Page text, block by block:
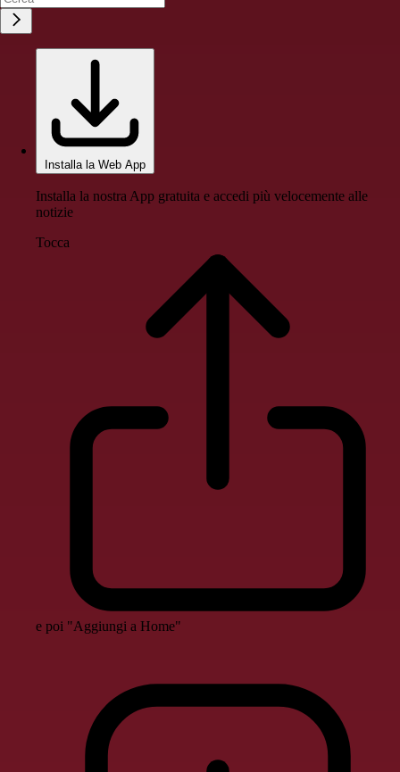
Installa la Web App
Installa la nostra App gratuita e accedi più velocemente alle
notizie
Tocca
e poi "Aggiungi a Home"